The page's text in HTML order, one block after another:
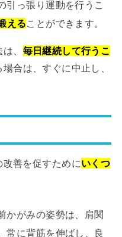
引っ張り運動を行うこ
える ことができます。
、 毎日継続して行うこ
合は、すぐに中止し、
善を促すためにいくつ
かがみの姿勢は、肩関
常に背筋を伸ばし、良